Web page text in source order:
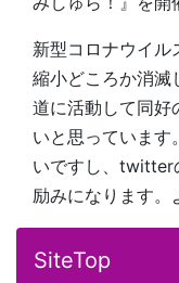
新型コロナウイル
縮小どころか消滅
道に活動して同好
いと思っています
いですし、twitter
励みになります。
SiteTop